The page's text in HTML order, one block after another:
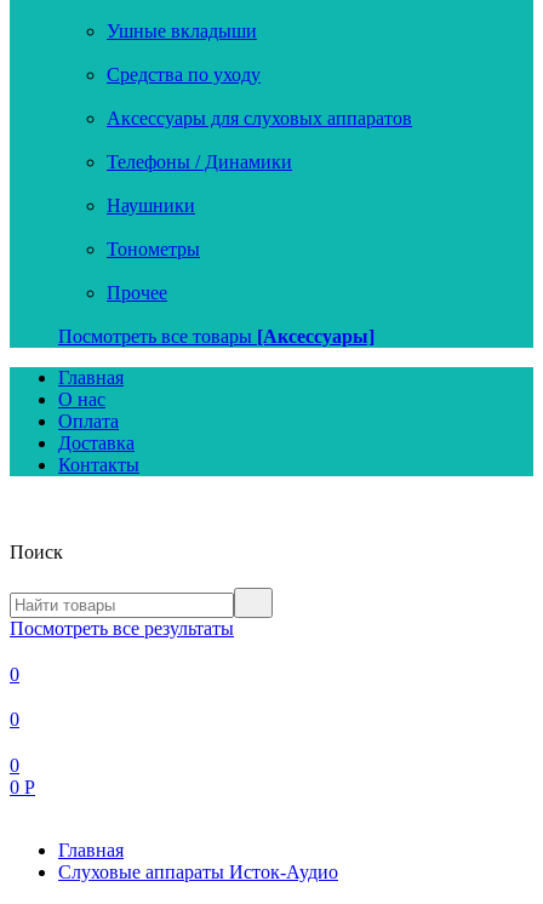
Ушные вкладыши
Средства по уходу
Аксессуары для слуховых аппаратов
Телефоны / Динамики
Наушники
Тонометры
Прочее
Посмотреть все товары [Аксессуары]
Главная
О нас
Оплата
Доставка
Контакты
Поиск
Посмотреть все результаты
0
0
0
0 Р
Главная
Слуховые аппараты Исток-Аудио